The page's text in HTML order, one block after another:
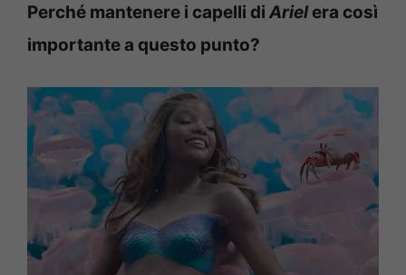
Perché mantenere i capelli di Arielera così
importante a questo punto?